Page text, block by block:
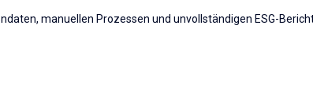
manuellen Prozessen und unvollständigen ESG-